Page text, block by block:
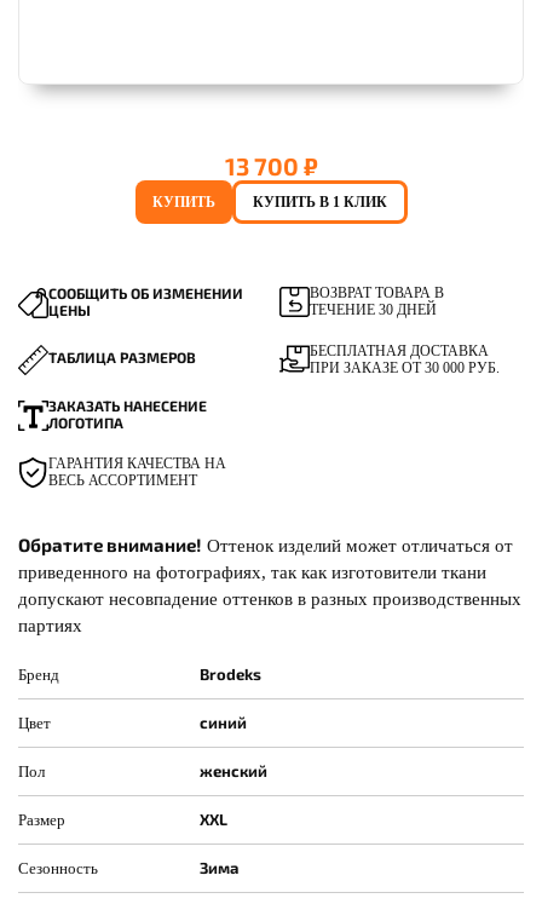
13 700 ₽
КУПИТЬ КУПИТЬ В 1 КЛИК
СООБЩИТЬ ОБ ИЗМЕНЕНИИ
ЦЕНЫ
ВОЗВРАТ ТОВАРА В
ТЕЧЕНИЕ 30 ДНЕЙ
ТАБЛИЦА РАЗМЕРОВ
ЗАКАЗАТЬ НАНЕСЕНИЕ
ЛОГОТИПА
ГАРАНТИЯ КАЧЕСТВА НА
ВЕСЬ АССОРТИМЕНТ
БЕСПЛАТНАЯ ДОСТАВКА
ПРИ ЗАКАЗЕ ОТ 30 000 РУБ.
Обратите внимание! Оттенок изделий может отличаться от
приведенного на фотографиях, так как изготовители ткани
допускают несовпадение оттенков в разных производственных
партиях
Бренд Brodeks
Цвет синий
Пол женский
Размер XXL
Сезонность Зима